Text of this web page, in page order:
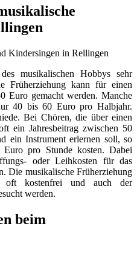
musikalischen Hobbys sehr
Früherziehung kann für einen
Euro gemacht werden. Manche
40 bis 60 Euro pro Halbjahr.
Bei Chören, die über einen
ein Jahresbeitrag zwischen 50
ein Instrument erlernen soll, so
pro Stunde kosten. Dabei
oder Leihkosten für das
Die musikalische Früherziehung
oft kostenfrei und auch der
werden.
beim